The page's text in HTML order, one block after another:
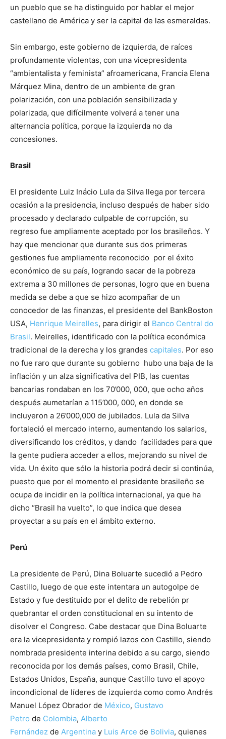
un pueblo que se ha distinguido por hablar el mejor
castellano de América y ser la capital de las esmeraldas.
Sin embargo, este gobierno de izquierda, de raíces
profundamente violentas, con una vicepresidenta
“ambientalista y feminista” afroamericana, Francia Elena
Márquez Mina, dentro de un ambiente de gran
polarización, con una población sensibilizada y
polarizada, que difícilmente volverá a tener una
alternancia política, porque la izquierda no da
concesiones.
Brasil
El presidente Luiz Inácio Lula da Silva llega por tercera
ocasión a la presidencia, incluso después de haber sido
procesado y declarado culpable de corrupción, su
regreso fue ampliamente aceptado por los brasileños. Y
hay que mencionar que durante sus dos primeras
gestiones fue ampliamente reconocido por el éxito
económico de su país, logrando sacar de la pobreza
extrema a 30 millones de personas, logro que en buena
medida se debe a que se hizo acompañar de un
conocedor de las finanzas, el presidente del BankBoston
USA, Henrique Meirelles, para dirigir el Banco Central do
Brasil. Meirelles, identificado con la política económica
tradicional de la derecha y los grandes capitales. Por eso
no fue raro que durante su gobierno hubo una baja de la
inflación y un alza significativa del PIB, las cuentas
bancarias rondaban en los 70’000, 000, que ocho años
después aumetarían a 115’000, 000, en donde se
incluyeron a 26’000,000 de jubilados. Lula da Silva
fortaleció el mercado interno, aumentando los salarios,
diversificando los créditos, y dando facilidades para que
la gente pudiera acceder a ellos, mejorando su nivel de
vida. Un éxito que sólo la historia podrá decir si continúa,
puesto que por el momento el presidente brasileño se
ocupa de incidir en la política internacional, ya que ha
dicho “Brasil ha vuelto”, lo que indica que desea
proyectar a su país en el ámbito externo.
Perú
La presidente de Perú, Dina Boluarte sucedió a Pedro
Castillo, luego de que este intentara un autogolpe de
Estado y fue destituido por el delito de rebelión pr
quebrantar el orden constitucional en su intento de
disolver el Congreso. Cabe destacar que Dina Boluarte
era la vicepresidenta y rompió lazos con Castillo, siendo
nombrada presidente interina debido a su cargo, siendo
reconocida por los demás países, como Brasil, Chile,
Estados Unidos, España, aunque Castillo tuvo el apoyo
incondicional de líderes de izquierda como como Andrés
Manuel López Obrador de México, Gustavo
Petro de Colombia, Alberto
Fernández de Argentina y Luis Arce de Bolivia, quienes